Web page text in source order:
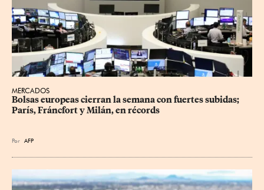
MERCADOS
Bolsas europeas cierran la semana con fuertes subidas;
París, Fráncfort y Milán, en récords
Por AFP